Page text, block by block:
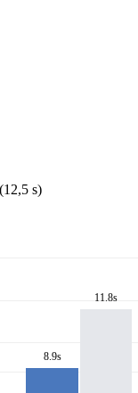
s)
8.9s
11.8s